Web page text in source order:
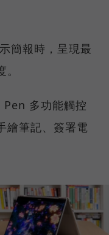
簡報時，呈現最
多功能觸控
繪筆記、簽署電